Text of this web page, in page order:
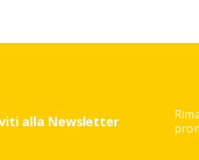
alla Newsletter